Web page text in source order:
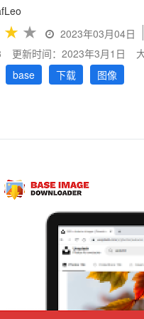
★ ★ 2023年03月04日
更新时间：2023年3月1日
base 下载 图像